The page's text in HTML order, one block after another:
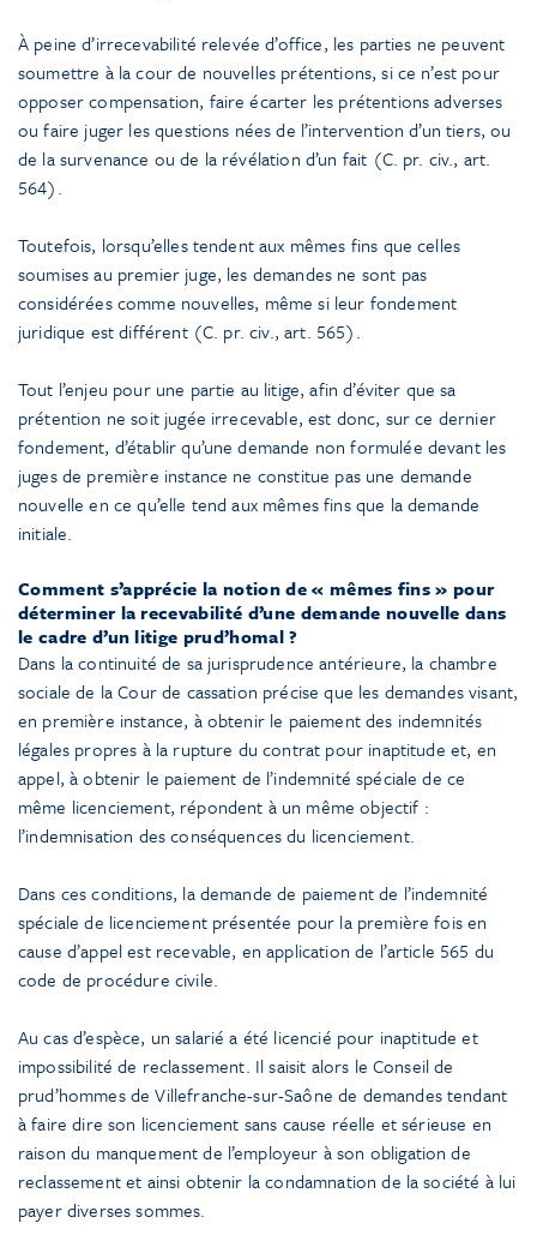
À peine d’irrecevabilité relevée d’office, les parties ne peuvent
soumettre à la cour de nouvelles prétentions, si ce n’est pour
opposer compensation, faire écarter les prétentions adverses
ou faire juger les questions nées de l’intervention d’un tiers, ou
de la survenance ou de la révélation d’un fait (C. pr. civ., art.
564).
Toutefois, lorsqu’elles tendent aux mêmes fins que celles
soumises au premier juge, les demandes ne sont pas
considérées comme nouvelles, même si leur fondement
juridique est différent (C. pr. civ., art. 565).
Tout l’enjeu pour une partie au litige, afin d’éviter que sa
prétention ne soit jugée irrecevable, est donc, sur ce dernier
fondement, d’établir qu’une demande non formulée devant les
juges de première instance ne constitue pas une demande
nouvelle en ce qu’elle tend aux mêmes fins que la demande
initiale.
Comment s’apprécie la notion de « mêmes fins » pour
déterminer la recevabilité d’une demande nouvelle dans
le cadre d’un litige prud’homal ?
Dans la continuité de sa jurisprudence antérieure, la chambre
sociale de la Cour de cassation précise que les demandes visant,
en première instance, à obtenir le paiement des indemnités
légales propres à la rupture du contrat pour inaptitude et, en
appel, à obtenir le paiement de l’indemnité spéciale de ce
même licenciement, répondent à un même objectif :
l’indemnisation des conséquences du licenciement.
Dans ces conditions, la demande de paiement de l’indemnité
spéciale de licenciement présentée pour la première fois en
cause d’appel est recevable, en application de l’article 565 du
code de procédure civile.
Au cas d’espèce, un salarié a été licencié pour inaptitude et
impossibilité de reclassement. Il saisit alors le Conseil de
prud’hommes de Villefranche-sur-Saône de demandes tendant
à faire dire son licenciement sans cause réelle et sérieuse en
raison du manquement de l’employeur à son obligation de
reclassement et ainsi obtenir la condamnation de la société à lui
payer diverses sommes.